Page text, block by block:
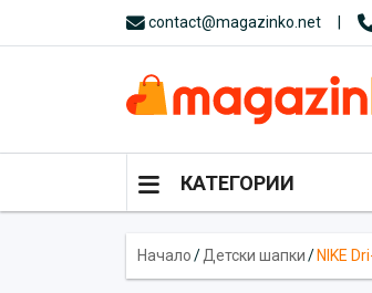
contact@magazinko.net
КАТЕГОРИИ
Начало/Детски шапки/ NIKE